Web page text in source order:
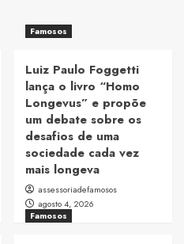
Famosos
Luiz Paulo Foggetti
lança o livro “Homo
Longevus” e propõe
um debate sobre os
desafios de uma
sociedade cada vez
mais longeva
assessoriadefamosos
agosto 4, 2026
Famosos